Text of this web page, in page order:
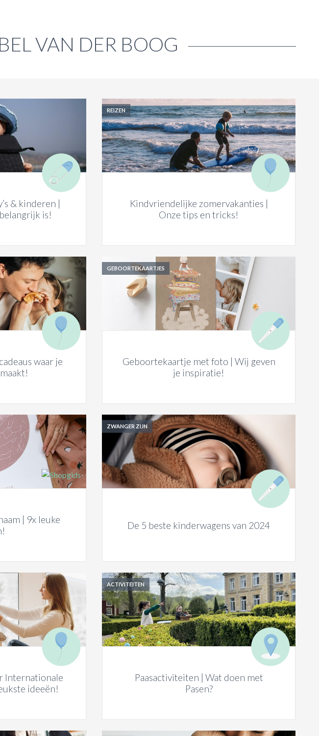
VAN DER BOOG
& kinderen |
is!
REIZEN
Kindvriendelijke zomervakanties |
Onze tips en tricks!
waar je
GEBOORTEKAARTJES
Geboortekaartje met foto | Wij geven
je inspiratie!
| 9x leuke
ZWANGER ZIJN
De 5 beste kinderwagens van 2024
Internationale
ideeën!
ACTIVITEITEN
Paasactiviteiten | Wat doen met
Pasen?